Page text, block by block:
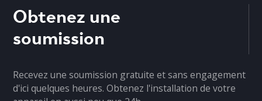
Obtenez une
soumission
Recevez une soumission gratuite et sans engagement
d'ici quelques heures. Obtenez l'installation de votre